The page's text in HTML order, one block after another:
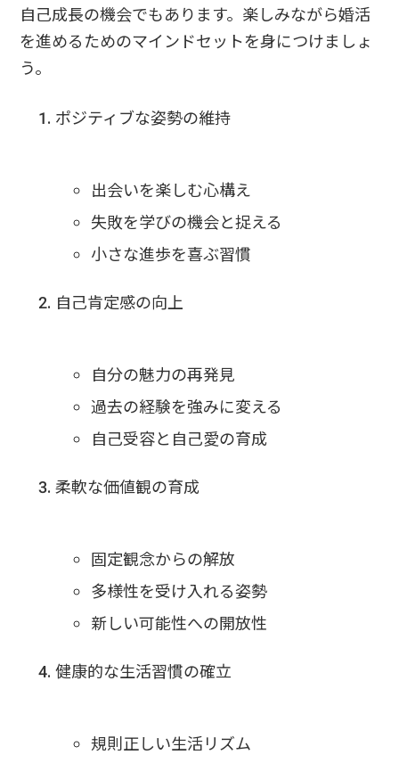
自己成長の機会でもあります。楽しみながら婚活
を進めるためのマインドセットを身につけましょ
う。
ポジティブな姿勢の維持
出会いを楽しむ心構え
失敗を学びの機会と捉える
小さな進歩を喜ぶ習慣
自己肯定感の向上
自分の魅力の再発見
過去の経験を強みに変える
自己受容と自己愛の育成
柔軟な価値観の育成
固定観念からの解放
多様性を受け入れる姿勢
新しい可能性への開放性
健康的な生活習慣の確立
規則正しい生活リズム